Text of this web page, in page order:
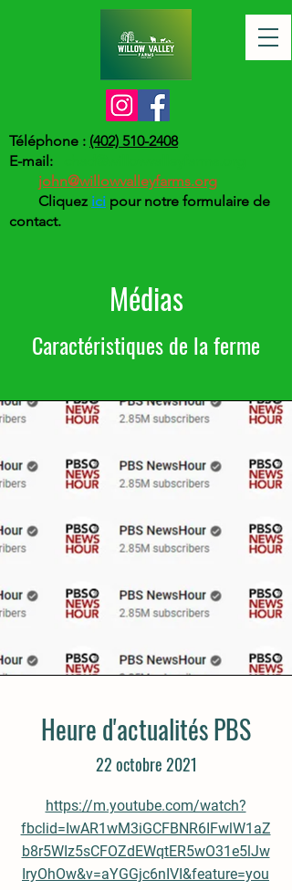
Téléphone : (402) 510-2408
E-mail:
john@willowvalleyfarms.org
Cliquez ici pour notre formulaire de
contact.
Médias
Caractéristiques de la ferme
Heure d'actualités PBS
22 octobre 2021
https://m.youtube.com/watch?
fbclid=IwAR1wM3iGCFBNR6IFwlW1aZ
b8r5WIz5sCFOZdEWqtER5wO31e5lJw
IryOhOw&v=aYGGjc6nIVI&feature=you